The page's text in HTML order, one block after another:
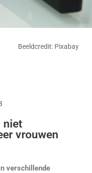
Beeldcredit: Pixabay
niet
vrouwen
verschillende